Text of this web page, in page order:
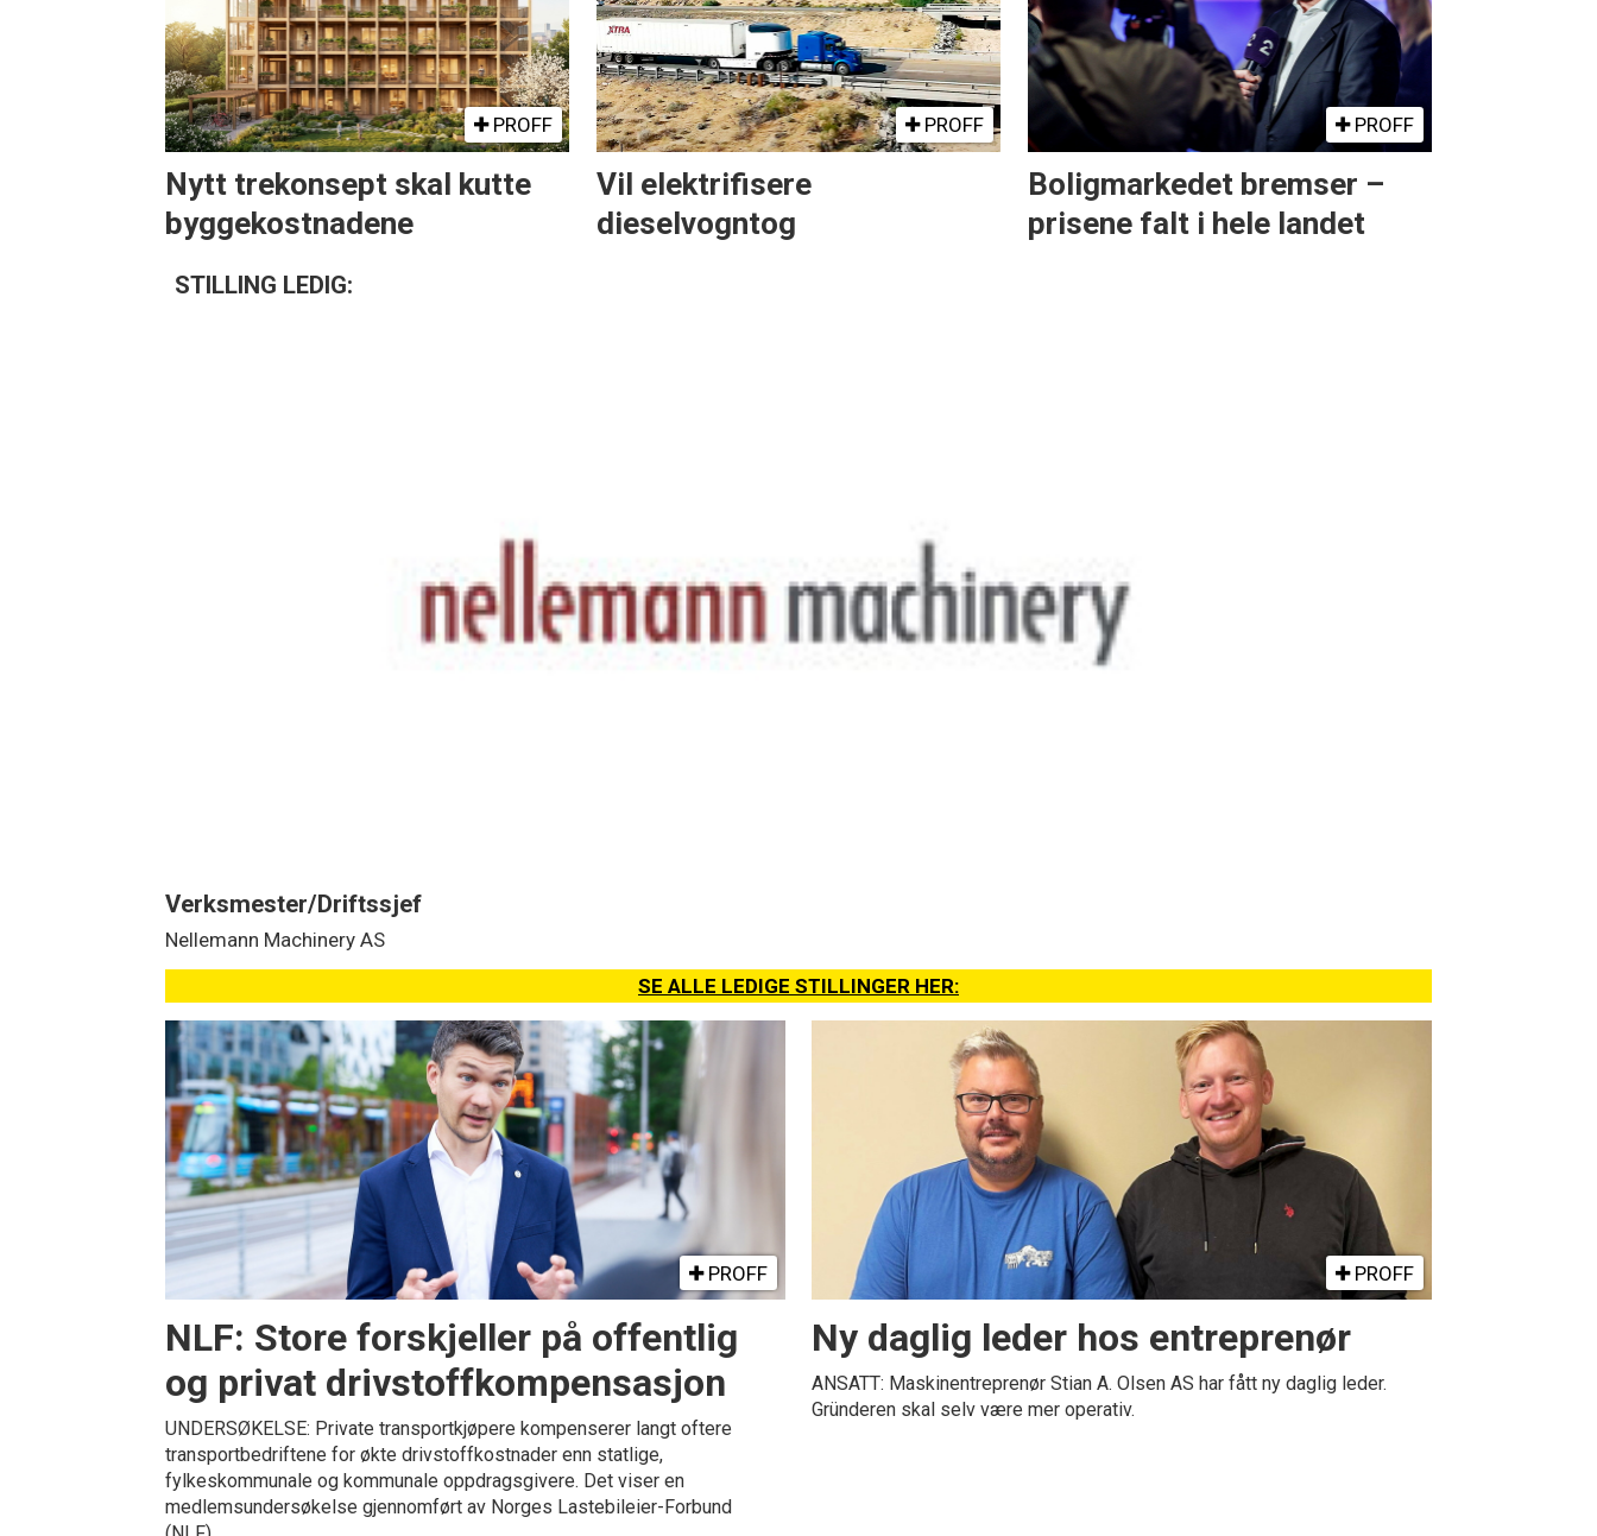
PROFF
Nytt trekonsept skal kutte
byggekostnadene
PROFF
Vil elektrifisere
dieselvogntog
PROFF
Boligmarkedet bremser –
prisene falt i hele landet
STILLING LEDIG:
Verksmester/Driftssjef
Nellemann Machinery AS
SE ALLE LEDIGE STILLINGER HER:
PROFF
NLF: Store forskjeller på offentlig
og privat drivstoffkompensasjon
UNDERSØKELSE: Private transportkjøpere kompenserer langt oftere
transportbedriftene for økte drivstoffkostnader enn statlige,
fylkeskommunale og kommunale oppdragsgivere. Det viser en
medlemsundersøkelse gjennomført av Norges Lastebileier-Forbund
PROFF
Ny daglig leder hos entreprenør
ANSATT: Maskinentreprenør Stian A. Olsen AS har fått ny daglig leder.
Gründeren skal selv være mer operativ.